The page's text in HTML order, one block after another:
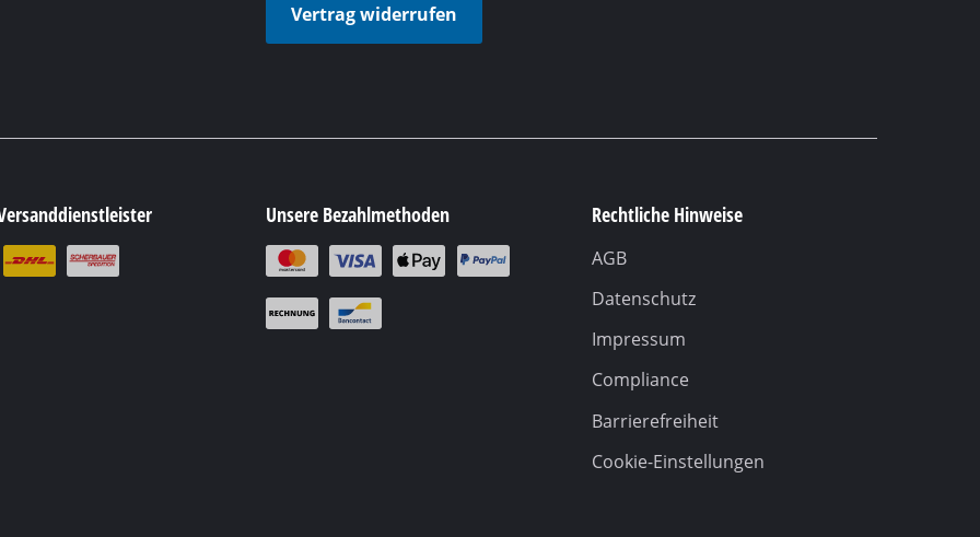
Vertrag widerrufen
Unsere Bezahlmethoden Rechtliche Hinweise
AGB
Datenschutz
Impressum
Compliance
Barrierefreiheit
Cookie-Einstellungen